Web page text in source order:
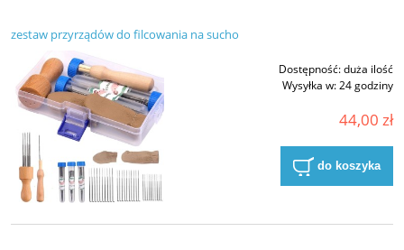
zestaw przyrządów do filcowania na sucho
Dostępność:duża ilość
Wysyłka w:24 godziny
44,00 zł
do koszyka